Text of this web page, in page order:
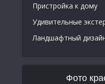
Пристройка к дому
Удивительные
Ландшафтный
Фото